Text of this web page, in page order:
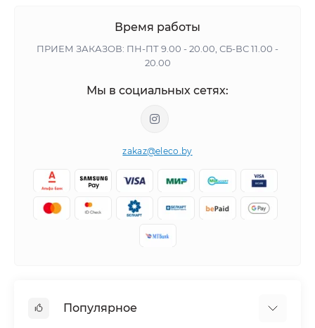
Время работы
ПРИЕМ ЗАКАЗОВ: ПН-ПТ 9.00 - 20.00, СБ-ВС 11.00 -
20.00
Мы в социальных сетях:
zakaz@eleco.by
Популярное